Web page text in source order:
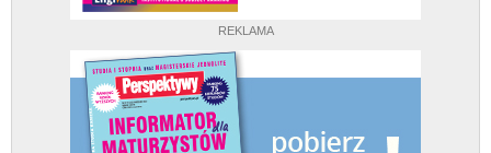
REKLAMA